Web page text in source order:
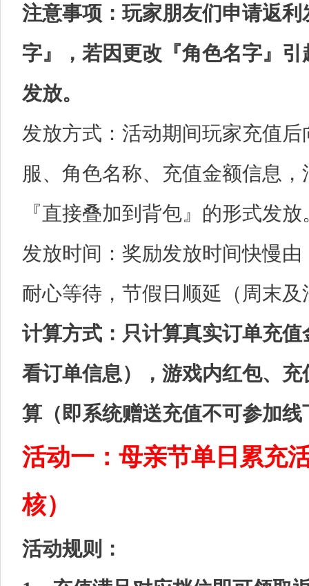
注意事项：玩家朋友们申请返
字』，若因更改『角色名字』
发放。
发放方式：活动期间玩家充值
服、角色名称、充值金额信息
『直接叠加到背包』的形式发放
发放时间：奖励发放时间快慢
耐心等待，节假日顺延（周末
计算方式：只计算真实订单充
看订单信息），游戏内红包、
算（即系统赠送充值不可参加线
活动一：母亲节单日累充
核）
活动规则：